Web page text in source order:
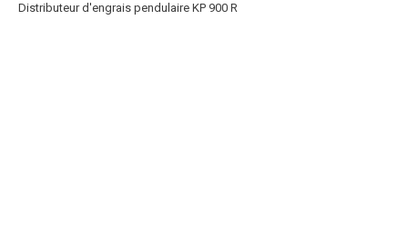
Distributeur d'engrais pendulaire KP 900 R